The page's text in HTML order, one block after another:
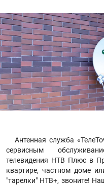
Антенная служба
сервисным
телевидения НТВ Плюс в
квартире, частном доме
"тарелки" НТВ+, звоните!